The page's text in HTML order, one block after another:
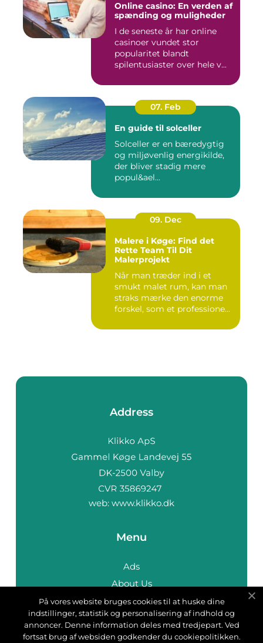
Online casino: En verden af
spænding og muligheder
I de seneste år har online
casinoer vundet stor
popularitet blandt
spilentusiaster over hele v...
07. Feb
En guide til solceller
Solceller er en bæredygtig
og miljøvenlig energikilde,
der bliver stadig mere
popul&ael...
09. Dec
Malere i Køge: Find det
Rette Team Til Dit
Malerprojekt
Når man træder ind i et
smukt malet rum, kan man
straks mærke den enorme
forskel, som et professione...
Address
web: www.klikko.dk
Menu
Ads
About Us
Cookies
Contact
Sitemap
På vores website bruges cookies til at huske dine
indstillinger, statistik og personalisering af indhold og
annoncer. Denne information deles med tredjepart. Ved
fortsat brug af websiden godkender du cookiepolitikken.